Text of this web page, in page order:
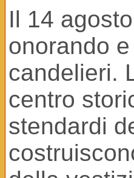
Il 14
onorando
candelieri.
centro
stendardi